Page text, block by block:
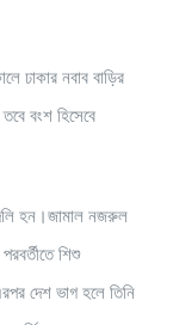
ঢাকার নবাব বাড়ির
বংশ হিসেবে
হন।জামাল নজরুল
শিশু
দেশ ভাগ হলে তিনি